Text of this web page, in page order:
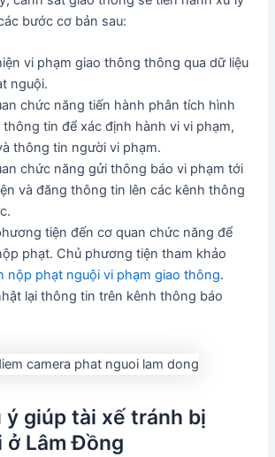
bước cơ bản sau:
vi phạm giao thông thông qua dữ liệu
nguội.
chức năng tiến hành phân tích hình
thông tin để xác định hành vi vi phạm,
thông tin người vi phạm.
chức năng gửi thông báo vi phạm tới
và đăng thông tin lên các kênh thông
tiện đến cơ quan chức năng để
phạt. Chủ phương tiện tham khảo
nộp phạt nguội vi phạm giao thông.
lại thông tin trên kênh thông báo
giúp tài xế tránh bị
ở Lâm Đồng